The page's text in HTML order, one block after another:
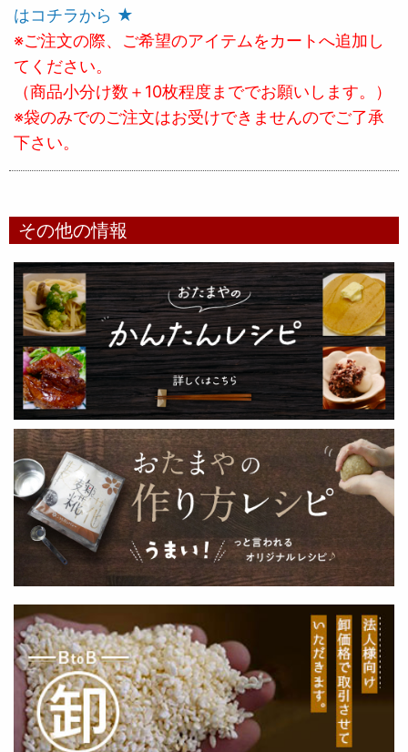
はコチラから ★
※ご注文の際、ご希望のアイテムをカートへ追加し
てください。
（商品小分け数＋10枚程度まででお願いします。）
※袋のみでのご注文はお受けできませんのでご了承
下さい。
その他の情報